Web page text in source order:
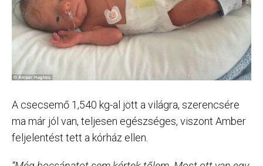
A csecsemő 1,540 kg-al jött a világra, szerencsére
ma már jól van, teljesen egészséges, viszont Amber
feljelentést tett a kórház ellen.